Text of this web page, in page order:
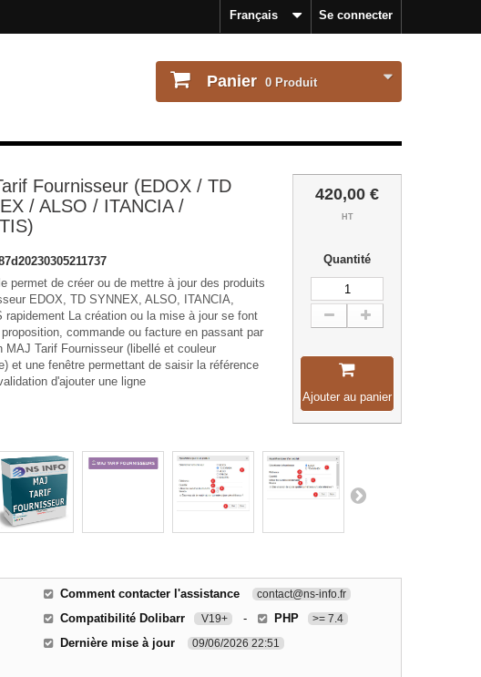
Se connecter
Français
Panier 0 Produit
Fournisseur (EDOX / TD
/ ALSO / ITANCIA /
permet de créer ou de mettre à jour des produits
EDOX, TD SYNNEX, ALSO, ITANCIA,
rapidement La création ou la mise à jour se font
commande ou facture en passant par
MAJ Tarif Fournisseur (libellé et couleur
et une fenêtre permettant de saisir la référence
d'ajouter une ligne
420,00 €
HT
Quantité
Ajouter au panier
Comment contacter l'assistance contact@ns-info.fr
Compatibilité Dolibarr V19+ - PHP >= 7.4
Dernière mise à jour 09/06/2026 22:51